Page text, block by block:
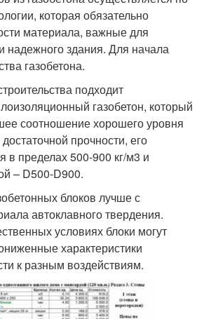
которая обязательно
материала, важные для
надежного здания. Для начала
газобетона.
подходит
газобетон, который
соотношение хорошего уровня
прочности, его
в пределах 500-900 кг/м3 и
– D500-D900.
блоков лучше с
автоклавного твердения.
условиях блоки могут
характеристики
к разным воздействиям.